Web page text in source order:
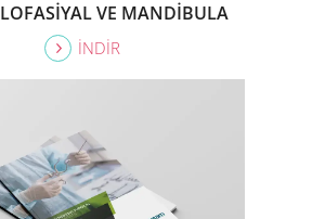
VE MANDİBULA
İNDİR